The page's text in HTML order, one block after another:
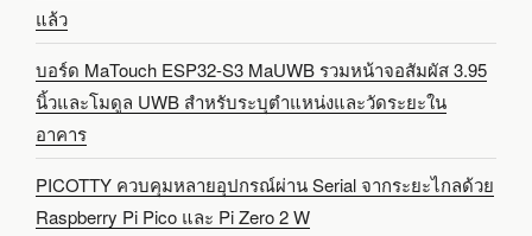
แล้ว
บอร์ด MaTouch ESP32-S3 MaUWB รวมหน้าจอสัมผัส 3.95
นิ้วและโมดูล UWB สำหรับระบุตำแหน่งและวัดระยะใน
อาคาร
PICOTTY ควบคุมหลายอุปกรณ์ผ่าน Serial จากระยะไกลด้วย
Raspberry Pi Pico และ Pi Zero 2 W